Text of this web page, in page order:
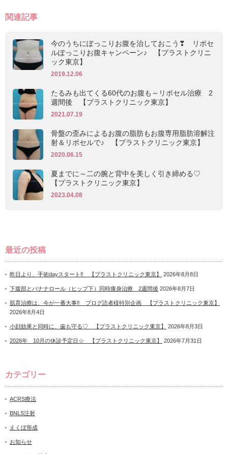
関連記事
今のうちにぽっこりお腹を治しておこう❣ リポセ
ルぽっこりお腹キャンペーン♪ 【プラストクリニ
ック東京】
2019.12.06
たるみも出てくる60代のお腹も～リポセル治療 2
週間後 【プラストクリニック東京】
2021.07.19
骨盤の歪みによるお腹の脂肪もお腹専用脂肪溶解注
射＆リポセルで♪ 【プラストクリニック東京】
2020.06.15
夏までに～二の腕と背中を美しく引き締める♡
【プラストクリニック東京】
2023.04.08
最近の投稿
昨日より、手術dayスタート‼ 【プラストクリニック東京】 2026年8月8日
下腹部とバナナロール（ヒップ下）同時痩身治療 2週間後 2026年8月7日
肌育治療は、今が一番大事‼ ブログ読者様特別企画 【プラストクリニック東京】
2026年8月4日
小顔効果と同時に、歯も守る♡ 【プラストクリニック東京】 2026年8月3日
2026年 10月の休診予定日☆ 【プラストクリニック東京】 2026年7月31日
カテゴリー
ACRS療法
BNLS注射
えくぼ形成
お知らせ